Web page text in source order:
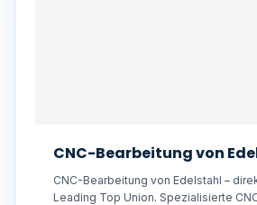
CNC-Bearbeitung von
CNC-Bearbeitung von Edelstahl –
Leading Top Union. Spezialisierte